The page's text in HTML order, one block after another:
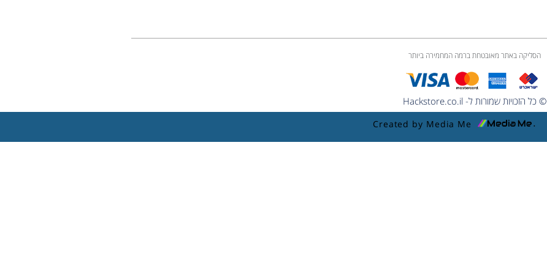
הסליקה באתר מאובטחת ברמה המחמירה ביותר
© כל הזכויות שמורות ל- Hackstore.co.il
Created by Media Me